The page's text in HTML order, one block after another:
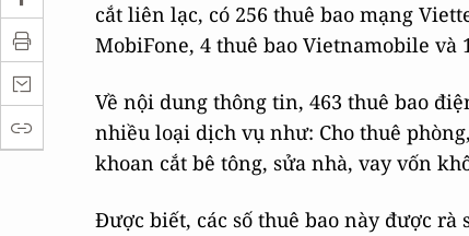
cắt liên lạc, có 256 thuê bao mạng
MobiFone, 4 thuê bao Vietnamobile và
Về nội dung thông tin, 463 thuê bao
nhiều loại dịch vụ như: Cho thuê
khoan cắt bê tông, sửa nhà, vay vốn
Được biết, các số thuê bao này được rà